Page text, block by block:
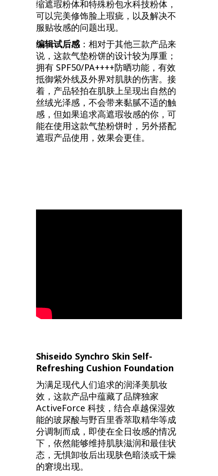
缩遮瑕粉体和特殊粉包水科技粉体，
可以完美修饰脸上瑕疵，以及解决不
服贴妆感的问题出现。
编辑试后感：相对于其他三款产品来
说，这款气垫粉饼的设计较为厚重；
拥有 SPF50/PA++++防晒功能，有效
抵御紫外线及外界对肌肤的伤害。接
着，产品轻拍在肌肤上呈现出自然的
丝绒光泽感，不会带来黏腻不适的触
感，但如果追求高遮瑕妆感的你，可
能在使用这款气垫粉饼时，另外搭配
遮瑕产品使用，效果会更佳。
Shiseido Synchro Skin Self-
Refreshing Cushion Foundation
为满足现代人们追求的润泽美肌妆
效，这款产品中蕴藏了品牌独家
ActiveForce 科技，结合卓越保湿效
能的玻尿酸与野百里香萃取精华等成
分调制而成，即使在全日妆感的情况
下，依然能够维持肌肤滋润和最佳状
态，无惧卸妆后出现肤色暗淡或干燥
的窘境出现。